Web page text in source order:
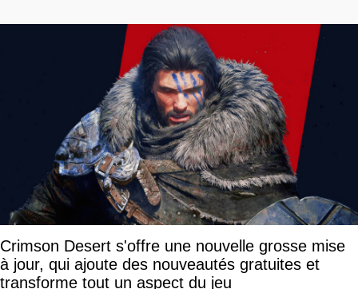
Crimson Desert s'offre une nouvelle grosse mise
à jour, qui ajoute des nouveautés gratuites et
transforme tout un aspect du jeu